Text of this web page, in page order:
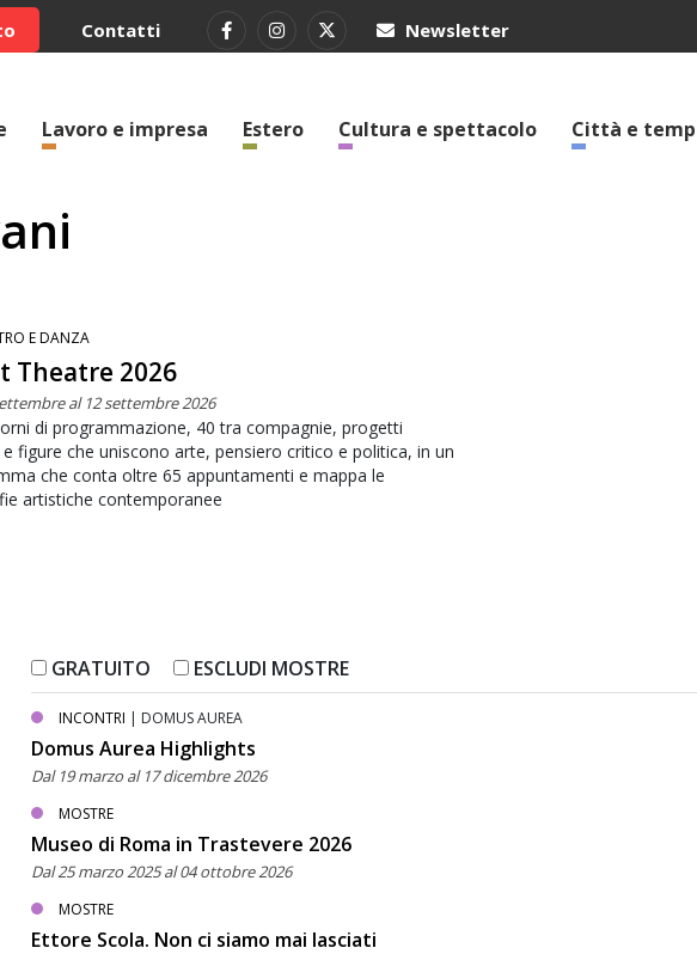
Contatti Newsletter
Lavoro e impresa Estero Cultura e spettacolo Città e
E DANZA
Theatre 2026
al 12 settembre 2026
di programmazione, 40 tra compagnie, progetti
figure che uniscono arte, pensiero critico e politica, in un
che conta oltre 65 appuntamenti e mappa le
artistiche contemporanee
GRATUITO ESCLUDI MOSTRE
INCONTRI | DOMUS AUREA
Domus Aurea Highlights
Dal 19 marzo al 17 dicembre 2026
MOSTRE
Museo di Roma in Trastevere 2026
Dal 25 marzo 2025 al 04 ottobre 2026
MOSTRE
Ettore Scola. Non ci siamo mai lasciati